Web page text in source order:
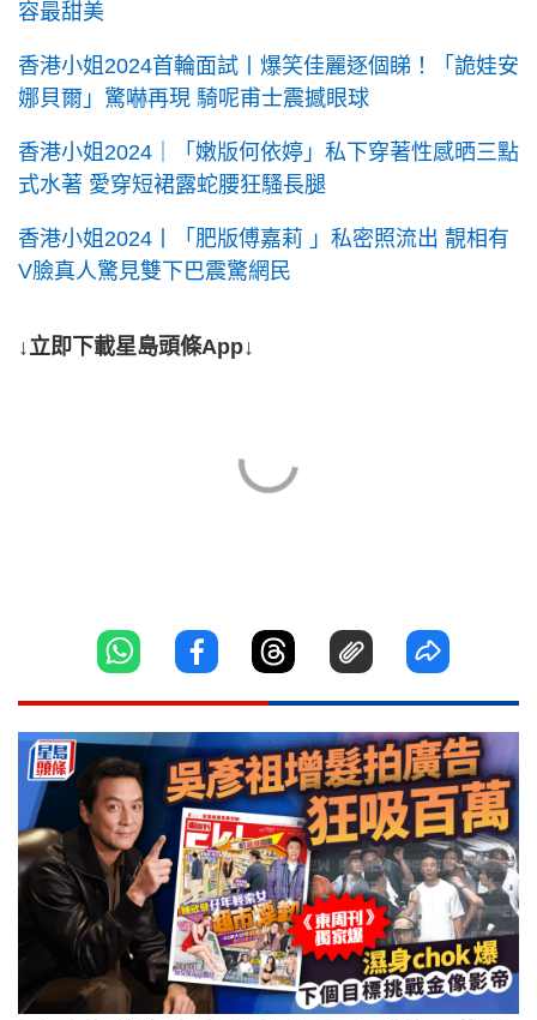
容最甜美
香港小姐2024首輪面試丨爆笑佳麗逐個睇！「詭娃安
娜貝爾」驚嚇再現 騎呢甫士震撼眼球
香港小姐2024｜「嫩版何依婷」私下穿著性感晒三點
式水著 愛穿短裙露蛇腰狂騷長腿
香港小姐2024丨「肥版傅嘉莉 」私密照流出 靚相有
V臉真人驚見雙下巴震驚網民
↓立即下載星島頭條App↓